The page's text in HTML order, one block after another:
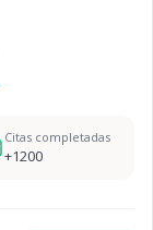
Citas completadas
+1200